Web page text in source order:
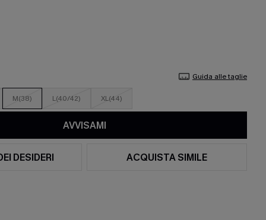
Guida alle taglie
M(38) L(40/42) XL(44)
AVVISAMI
DESIDERI ACQUISTA SIMILE